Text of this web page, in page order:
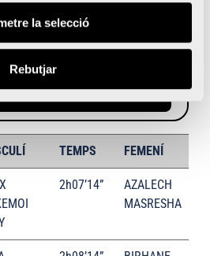
la selecció
Rebutjar
BEATA
TEMPS FEMENÍ
2h07’14”
AZALECH
MASRESHA